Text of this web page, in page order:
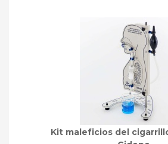
Kit maleficios del